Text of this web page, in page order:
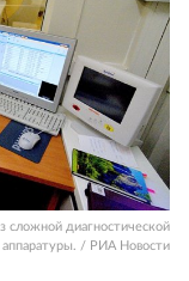
сложной диагностической
аппаратуры. / РИА Новости